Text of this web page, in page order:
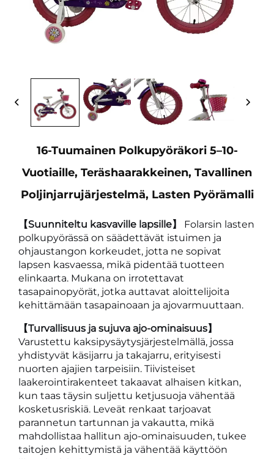
16-Tuumainen Polkupyöräkori 5–10-
Vuotiaille, Teräshaarakkeinen, Tavallinen
Poljinjarrujärjestelmä, Lasten Pyörämalli
【Suunniteltu kasvaville lapsille】 Folarsin lasten
polkupyörässä on säädettävät istuimen ja
ohjaustangon korkeudet, jotta ne sopivat
lapsen kasvaessa, mikä pidentää tuotteen
elinkaarta. Mukana on irrotettavat
tasapainopyörät, jotka auttavat aloittelijoita
kehittämään tasapainoaan ja ajovarmuuttaan.
【Turvallisuus ja sujuva ajo-ominaisuus】
Varustettu kaksipysäytysjärjestelmällä, jossa
yhdistyvät käsijarru ja takajarru, erityisesti
nuorten ajajien tarpeisiin. Tiivisteiset
laakerointirakenteet takaavat alhaisen kitkan,
kun taas täysin suljettu ketjusuoja vähentää
kosketusriskiä. Leveät renkaat tarjoavat
parannetun tartunnan ja vakautta, mikä
mahdollistaa hallitun ajo-ominaisuuden, tukee
taitojen kehittymistä ja vähentää käyttöön